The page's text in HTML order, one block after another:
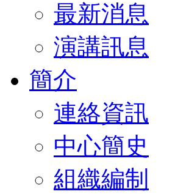
最新消息
演講訊息
簡介
連絡資訊
中心簡史
組織編制